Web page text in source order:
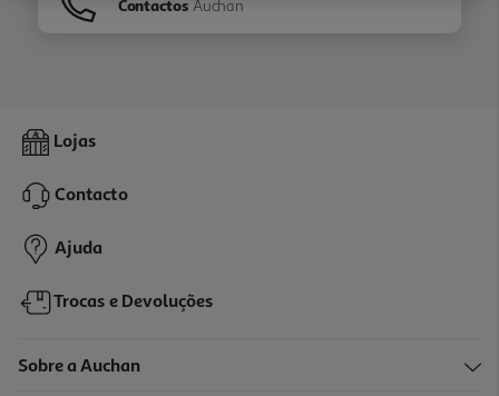
Contactos Auchan
Lojas
Contacto
Ajuda
Trocas e Devoluções
Sobre a Auchan